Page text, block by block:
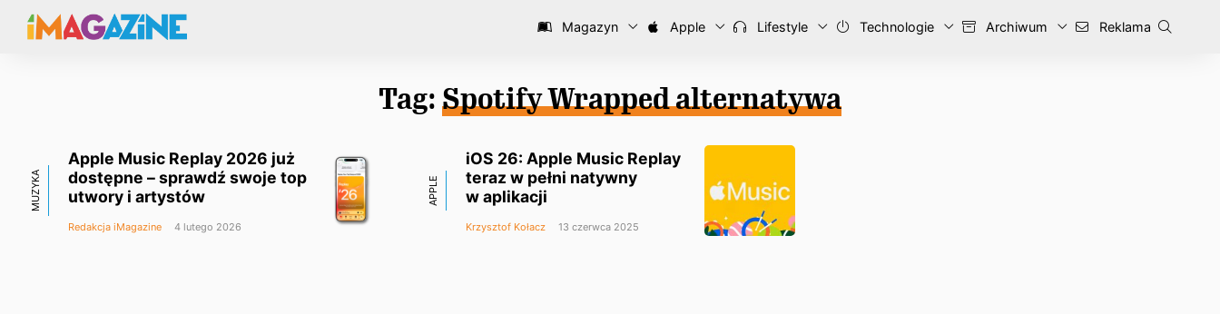
Magazyn Apple Lifestyle Technologie Archiwum Reklama
Tag: Spotify Wrapped alternatywa
MUZYKA
Apple Music Replay 2026 już
dostępne – sprawdź swoje top
utwory i artystów
Redakcja iMagazine 4 lutego 2026
APPLE
iOS 26: Apple Music Replay
teraz w pełni natywny
w aplikacji
Krzysztof Kołacz 13 czerwca 2025